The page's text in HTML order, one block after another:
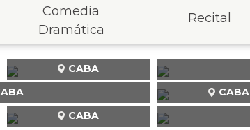
Comedia
Dramática
Recital
CABA
CABA
CABA